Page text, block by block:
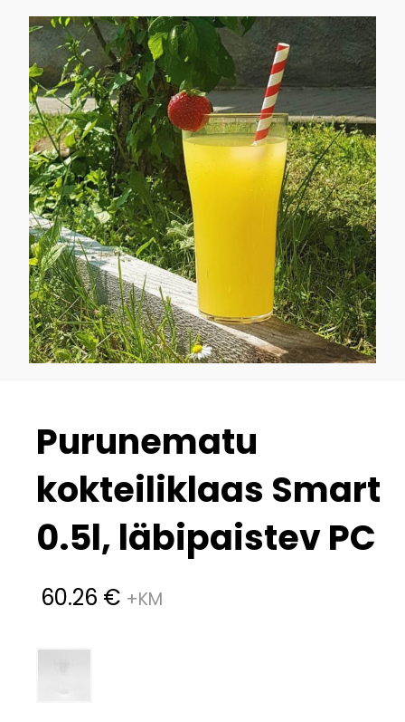
Kaotasid parooli?
Purunematu
kokteiliklaas Smart
0.5l, läbipaistev PC
60.26 €